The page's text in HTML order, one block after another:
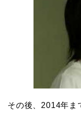
その後、2014年ま